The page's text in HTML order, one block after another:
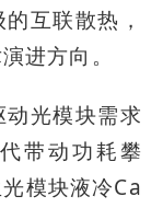
互联散热，
进方向。
光模块需求
带动功耗攀
模块液冷Ca